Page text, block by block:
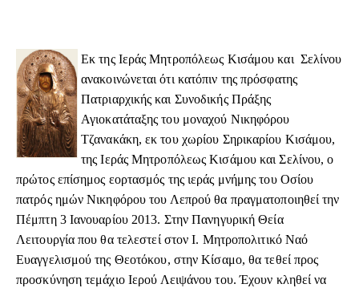
Εκ της Ιεράς Μητροπόλεως Κισάμου και Σελίνου
ανακοινώνεται ότι κατόπιν της πρόσφατης
Πατριαρχικής και Συνοδικής Πράξης
Αγιοκατάταξης του μοναχού Νικηφόρου
Τζανακάκη, εκ του χωρίου Σηρικαρίου Κισάμου,
της Ιεράς Μητροπόλεως Κισάμου και Σελίνου, ο
πρώτος επίσημος εορτασμός της ιεράς μνήμης του Οσίου
πατρός ημών Νικηφόρου του Λεπρού θα πραγματοποιηθεί την
Πέμπτη 3 Ιανουαρίου 2013. Στην Πανηγυρική Θεία
Λειτουργία που θα τελεστεί στον Ι. Μητροπολιτικό Ναό
Ευαγγελισμού της Θεοτόκου, στην Κίσαμο, θα τεθεί προς
προσκύνηση τεμάχιο Ιερού Λειψάνου του. Έχουν κληθεί να